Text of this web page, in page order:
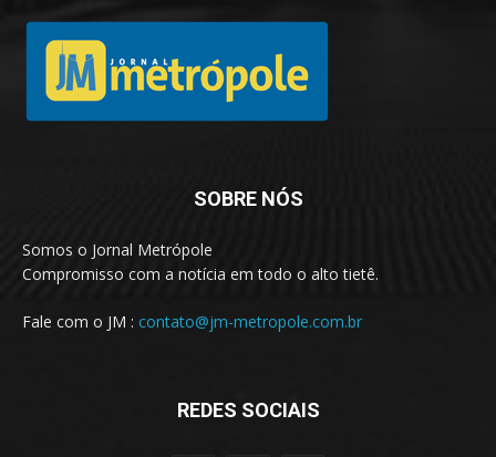
SOBRE NÓS
Somos o Jornal Metrópole
Compromisso com a notícia em todo o alto tietê.
Fale com o JM : contato@jm-metropole.com.br
REDES SOCIAIS